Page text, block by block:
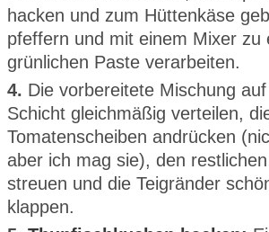
hacken und zum Hüttenkäse
pfeffern und mit einem Mixer zu
grünlichen Paste verarbeiten.
4. Die vorbereitete Mischung
Schicht gleichmäßig verteilen,
Tomatenscheiben andrücken
aber ich mag sie), den
streuen und die Teigränder
klappen.